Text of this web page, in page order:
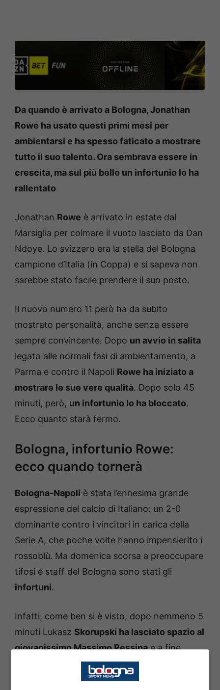
Da quando è arrivato a Bologna, Jonathan
Rowe ha usato questi primi mesi per
ambientarsi e ha spesso faticato a mostrare
tutto il suo talento. Ora sembrava essere in
crescita, ma sul più bello un infortunio lo ha
rallentato
Jonathan Rowe è arrivato in estate dal
Marsiglia per colmare il vuoto lasciato da Dan
Ndoye. Lo svizzero era la stella del Bologna
campione d’Italia (in Coppa) e si sapeva non
sarebbe stato facile prendere il suo posto.
Il nuovo numero 11 però ha da subito
mostrato personalità, anche senza essere
sempre convincente. Dopo un avvio in salita
legato alle normali fasi di ambientamento, a
Parma e contro il Napoli Rowe ha iniziato a
mostrare le sue vere qualità. Dopo solo 45
minuti, però, un infortunio lo ha bloccato.
Ecco quanto starà fermo.
Bologna, infortunio Rowe:
ecco quando tornerà
Bologna-Napoli è stata l’ennesima grande
espressione del calcio di Italiano: un 2-0
dominante contro i vincitori in carica della
Serie A, che poche volte hanno impensierito i
rossoblù. Ma domenica scorsa a preoccupare
tifosi e staff del Bologna sono stati gli
infortuni.
Infatti, come ben si è visto, dopo nemmeno 5
minuti Lukasz Skorupski ha lasciato spazio al
giovanissimo Massimo Pessinae a fine
primo tempo anche Jonathan
abbandonato il terreno di gioco